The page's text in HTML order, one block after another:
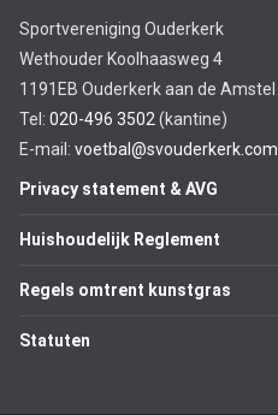
Sportvereniging Ouderkerk
Wethouder Koolhaasweg 4
1191EB Ouderkerk aan de Amstel
Tel: 020-496 3502 (kantine)
E-mail: voetbal@svouderkerk.com
Privacy statement & AVG
Huishoudelijk Reglement
Regels omtrent kunstgras
Statuten